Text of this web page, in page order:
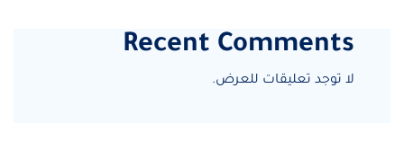
Recent Comments
لا توجد تعليقات للعرض.